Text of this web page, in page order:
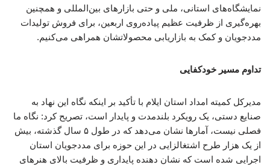
نمایشگاه‌های استانی، ملی و حتی بازارهای بین‌المللی و همچنین
بهره‌گیری از ظرفیت عظیم پیاده‌روی اربعین، برای فروش تولیدات
مددجویان و کمک به بازاریابی محصولاتشان همراهی می‌کنیم.
تداوم مسیر خودکفایی
مدیرکل کمیته امداد استان ایلام با تأکید بر اینکه نگاه این نهاد به
صنایع دستی، یک رویکرد بلندمدت و پایدار است، تصریح کرد: نگاه ما
فصلی نیست، آمارها نشان می‌دهد که در طول ۵ سال گذشته، بیش
از یک هزار طرح اشتغالزایی در این حوزه برای مددجویان استان
اجرایی شده است که نشان دهنده پایداری و ظرفیت بالای هنرهای